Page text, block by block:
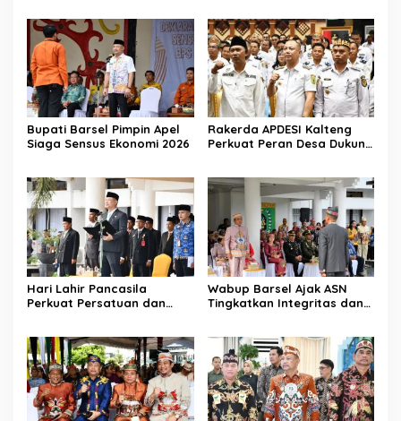
Bupati Barsel Pimpin Apel
Siaga Sensus Ekonomi 2026
Rakerda APDESI Kalteng
Perkuat Peran Desa Dukung
Hari Lahir Pancasila
Perkuat Persatuan dan
Wabup Barsel Ajak ASN
Tingkatkan Integritas dan